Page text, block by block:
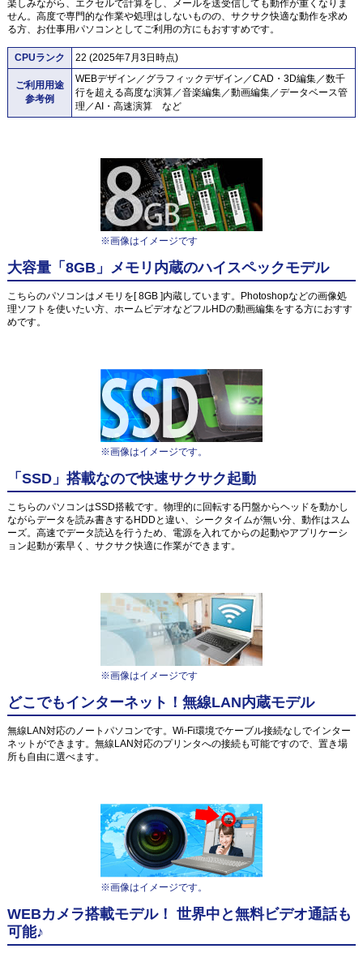
楽しみながら、エクセルで計算をし、メールを送受信しても動作が重くなりま
せん。高度で専門的な作業や処理はしないものの、サクサク快適な動作を求め
る方、お仕事用パソコンとしてご利用の方にもおすすめです。
CPUランク 22 (2025年7月3日時点)
ご利用用途
参考例
WEBデザイン／グラフィックデザイン／CAD・3D編集／数千
行を超える高度な演算／音楽編集／動画編集／データベース管
理／AI・高速演算 など
※画像はイメージです
大容量「8GB」メモリ内蔵のハイスペックモデル
こちらのパソコンはメモリを[ 8GB ]内蔵しています。Photoshopなどの画像処
理ソフトを使いたい方、ホームビデオなどフルHDの動画編集をする方におすす
めです。
※画像はイメージです。
「SSD」搭載なので快速サクサク起動
こちらのパソコンはSSD搭載です。物理的に回転する円盤からヘッドを動かし
ながらデータを読み書きするHDDと違い、シークタイムが無い分、動作はスム
ーズ。高速でデータ読込を行うため、電源を入れてからの起動やアプリケーシ
ョン起動が素早く、サクサク快適に作業ができます。
※画像はイメージです
どこでもインターネット！無線LAN内蔵モデル
無線LAN対応のノートパソコンです。Wi-Fi環境でケーブル接続なしでインター
ネットができます。無線LAN対応のプリンタへの接続も可能ですので、置き場
所も自由に選べます。
※画像はイメージです。
WEBカメラ搭載モデル！ 世界中と無料ビデオ通話も
可能♪